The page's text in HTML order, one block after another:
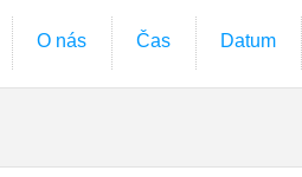
O nás Čas Datum